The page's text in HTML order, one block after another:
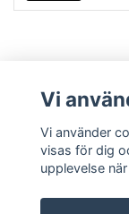
Vi
Vi använder
visas för dig
upplevelse